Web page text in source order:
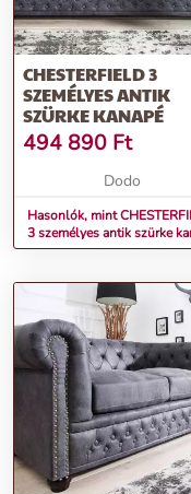
CHESTERFIELD 3
SZEMÉLYES ANTIK
SZÜRKE KANAPÉ
494 890 Ft
Dodo
Hasonlók, mint
3 személyes antik szürke